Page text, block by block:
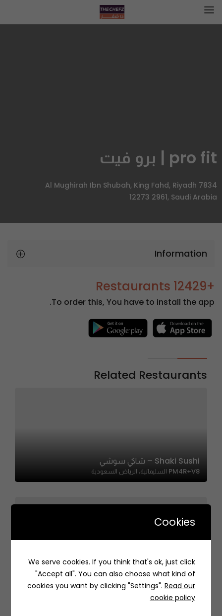
pro fit | برو فيت
7834 Al Mughirah Ibn Shubah, King Fahd, Riyadh
12273 2961, Saudi Arabia
Information
+12429 Restaurants
To order this, You have to install the app.
Related Restaurants
Shaki Sushi – شاكي سوشي
PM4R+V8 السليمانية، الرياض السعودية
Amo Nabil | عمو نبيل
7348 عبدالرحمن بن أحمد السديري، As Salamah District,
Jeddah 23436 3491, Saudi Arabia
Cookies
We serve cookies. If you think that's ok, just click
"Accept all". You can also choose what kind of
cookies you want by clicking "Settings". Read our
cookie policy